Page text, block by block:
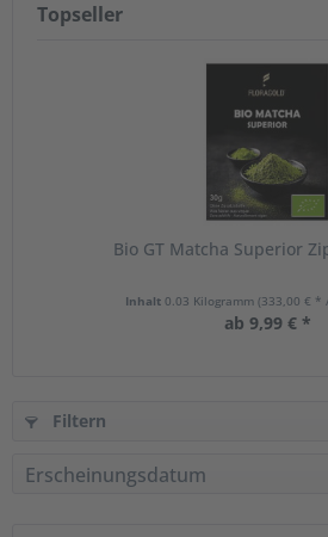
Topseller
Bio GT Matcha Superior
Inhalt 0.03 Kilogramm (333,00 € *
ab 9,99 € *
Filtern